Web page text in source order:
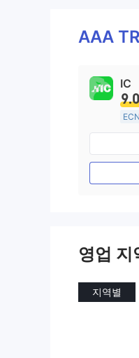
AAA
IC
호
외
마
영업 지
지역별